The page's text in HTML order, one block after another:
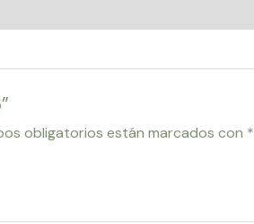
obligatorios están marcados con *